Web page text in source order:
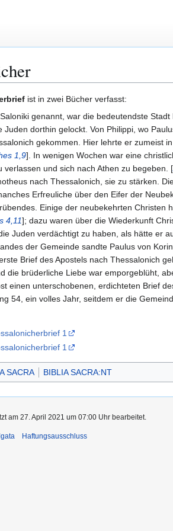
ist in zwei Bücher verfasst:
genannt, war die bedeutendste
Juden dorthin gelockt. Von Philippi, wo
gekommen. Hier lehrte er zumeist
1,9]. In wenigen Wochen war eine
verlassen und sich nach Athen zu begeben. [
nach Thessalonich, sie zu stärken.
Erfreuliche über den Eifer der
Einige der neubekehrten Christen
4,11]; dazu waren über die Wiederkunft
Juden verdächtigt zu haben, als hätte er
der Gemeinde sandte Paulus von
Brief des Apostels nach Thessalonich
die brüderliche Liebe war emporgeblüht,
einen unterschobenen, erdichteten Brief
54, ein volles Jahr, seitdem er die
1
1
SACRA BIBLIA SACRA:NT
am 27. April 2021 um 07:00 Uhr bearbeitet.
Haftungsausschluss